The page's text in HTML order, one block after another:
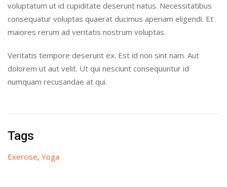
voluptatum ut id cupiditate deserunt natus. Necessitatibus
consequatur voluptas quaerat ducimus aperiam eligendi. Et
maiores rerum ad veritatis nostrum voluptas.
Veritatis tempore deserunt ex. Est id non sint nam. Aut
dolorem ut aut velit. Ut qui nesciunt consequuntur id
numquam recusandae at qui.
Tags
Exercise, Yoga